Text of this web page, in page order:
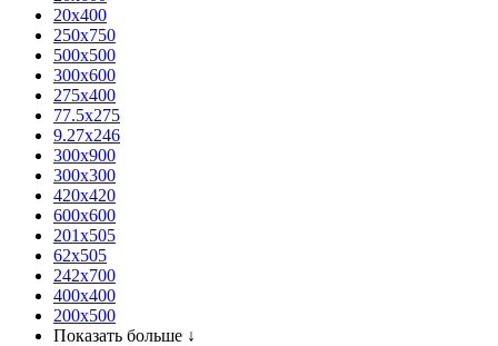
20х400
250x750
500x500
300x600
275x400
77.5х275
9.27x246
300x900
300x300
420х420
600х600
201х505
62х505
242х700
400х400
200х500
Показать больше ↓